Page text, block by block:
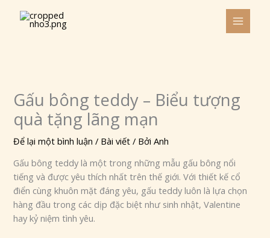
Gấu bông teddy – Biểu tượng
quà tặng lãng mạn
Để lại một bình luận / Bài viết / BởiAnh
Gấu bông teddy là một trong những mẫu gấu bông nổi
tiếng và được yêu thích nhất trên thế giới. Với thiết kế cổ
điển cùng khuôn mặt đáng yêu, gấu teddy luôn là lựa chọn
hàng đầu trong các dịp đặc biệt như sinh nhật, Valentine
hay kỷ niệm tình yêu.